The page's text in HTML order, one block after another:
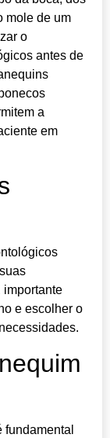
mole de um
o
antes de
a
em
importante
e escolher o